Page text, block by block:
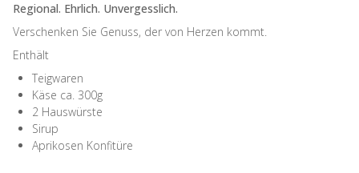
Regional. Ehrlich. Unvergesslich.
Verschenken Sie Genuss, der von Herzen kommt.
Enthält
Teigwaren
Käse ca. 300g
2 Hauswürste
Sirup
Aprikosen Konfitüre